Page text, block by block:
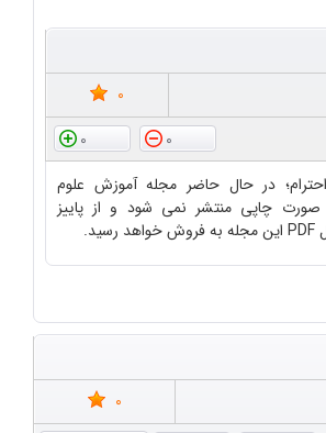
0
0
0
در حال حاضر مجله آموزش علوم
صورت چاپی منتشر نمی شود و از پاییز
0